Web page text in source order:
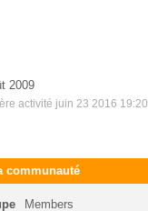
2009
activité juin 23 2016 19:20
communauté
Members